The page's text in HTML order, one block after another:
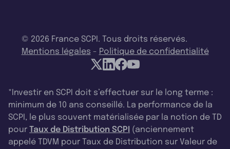
© 2026 France SCPI. Tous droits réservés.
Mentions légales - Politique de confidentialité
*Investir en SCPI doit s’effectuer sur le long terme :
minimum de 10 ans conseillé. La performance de la
SCPI, le plus souvent matérialisée par la notion de TD
pour Taux de Distribution SCPI (anciennement
appelé TDVM pour Taux de Distribution sur Valeur de